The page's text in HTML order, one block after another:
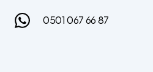
0501 067 66 87